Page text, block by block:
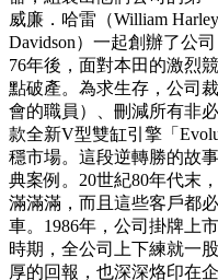
威廉．哈雷（William
Davidson）一起創辦了公
76年後，面對本田的激烈
點破產。為求生存，公司
會的職員）、刪減所有非
款全新V型雙缸引擎「
穩市場。這段逆轉勝的故
典案例。20世紀80年代末
滿滿滿，而且這些客戶都
車。1986年，公司掛牌上
時期，全公司上下練就一
厚的回報，也深深烙印在